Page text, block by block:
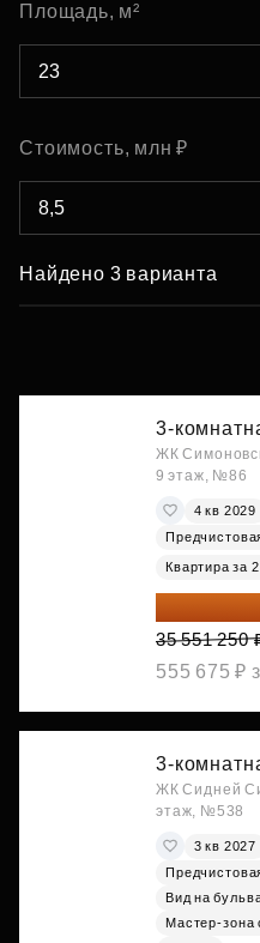
Площадь, м²
Стоимость, млн ₽
Найдено 3 варианта
3-
ЖК
9 этаж, №86
4 кв 2029
Квартира за
33 062
35 551 250
555 675 ₽
3-
ЖК Сидней
этаж, №538
3 кв 2027
Вид на
Мастер-зона